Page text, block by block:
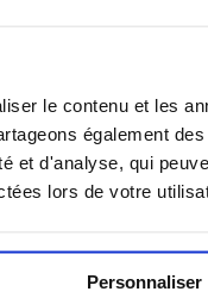
le contenu et les
également
et d'analyse, qui
lors de votre
Personnaliser
NOUS !
iPhone/Smartphone, iPad/
est un endoscope industriel
cet endoscope fournit des
mm de diamètre. La caméra
tube en aluminium a un
est étanche avec un